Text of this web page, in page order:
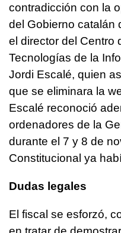
contradicción con la
del Gobierno catalán
el director del Centro
Tecnologías de la
Jordi Escalé, quien
que se eliminara la
Escalé reconoció
ordenadores de la
durante el 7 y 8 de
Constitucional ya
Dudas legales
El fiscal se esforzó,